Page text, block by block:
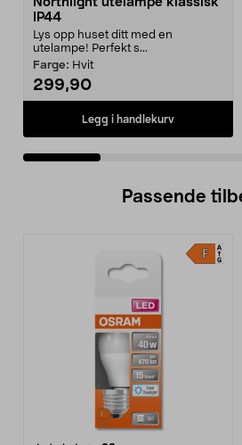
IP44
Lys opp huset ditt med en
utelampe! Perfekt s...
Farge: Hvit
299,90
Legg i handlekurv
Passende